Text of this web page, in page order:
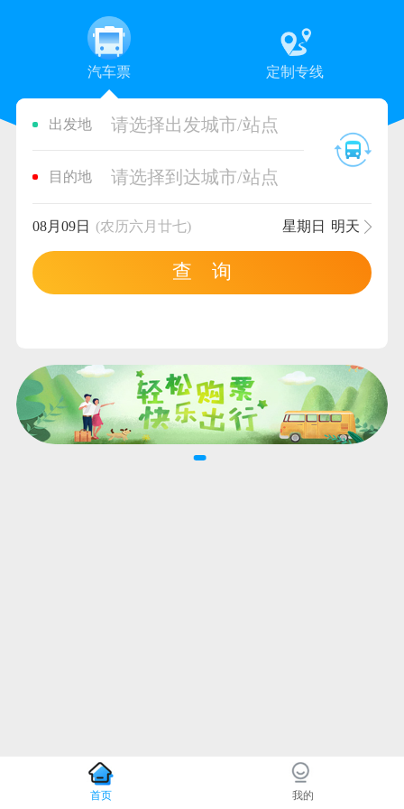
汽车票 定制专线
出发地 请选择出发城市/站点
目的地 请选择到达城市/站点
08月09日 (农历六月廿七) 星期日 明天
查 询
首页 我的